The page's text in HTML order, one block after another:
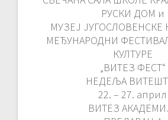
РУСКИ ДОМ и
МУЗЕЈ ЈУГОСЛОВЕНСКЕ
МЕЂУНАРОДНИ
КУЛТУРЕ
„ВИТЕЗ ФЕСТ“
НЕДЕЉА
22. – 27. април
ВИТЕЗ